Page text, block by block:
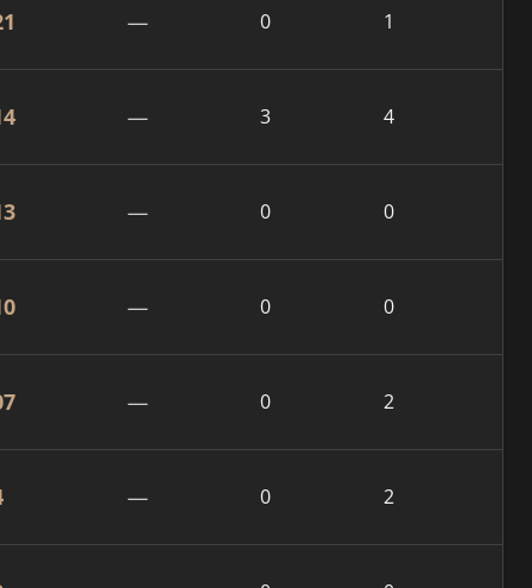
— 0 1
— 3 4
— 0 0
— 0 0
— 0 2
— 0 2